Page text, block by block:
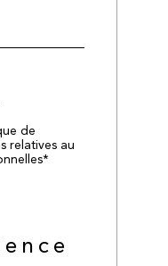
de
relatives au